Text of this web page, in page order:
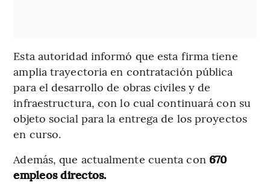
Esta autoridad informó que esta firma tiene
amplia trayectoria en contratación pública
para el desarrollo de obras civiles y de
infraestructura, con lo cual continuará con su
objeto social para la entrega de los proyectos
en curso.
Además, que actualmente cuenta con 670
empleos directos.